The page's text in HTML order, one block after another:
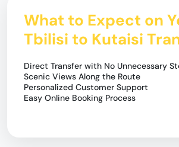
What to Expect on
Tbilisi to Kutaisi
Direct Transfer with No Unnecessary
Scenic Views Along the Route
Personalized Customer Support
Easy Online Booking Process